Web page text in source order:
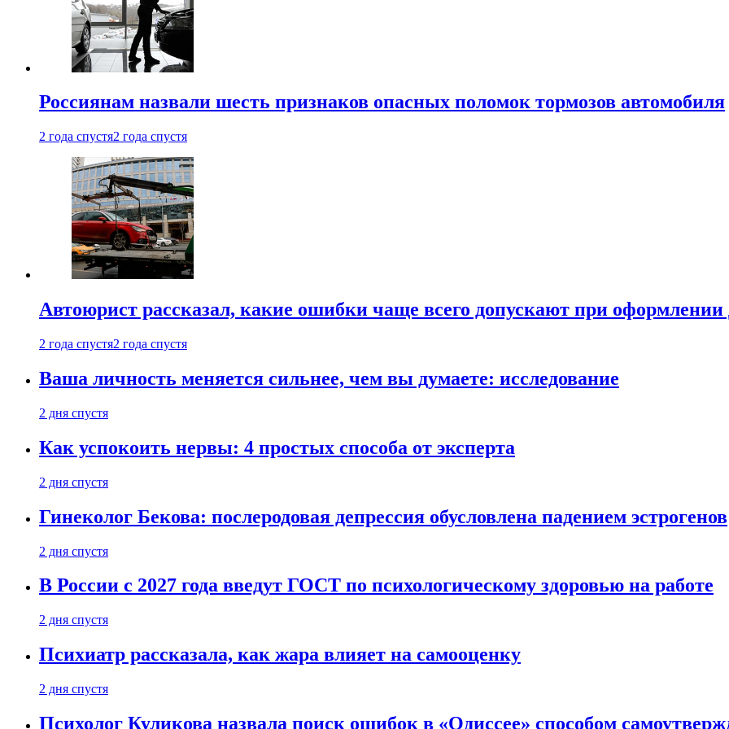
Россиянам назвали шесть признаков опасных поломок тормозов автомобиля
2 года спустя2 года спустя
Автоюрист рассказал, какие ошибки чаще всего допускают при
2 года спустя2 года спустя
Ваша личность меняется сильнее, чем вы думаете: исследование
2 дня спустя
Как успокоить нервы: 4 простых способа от эксперта
2 дня спустя
Гинеколог Бекова: послеродовая депрессия обусловлена падением эстрогенов
2 дня спустя
В России с 2027 года введут ГОСТ по психологическому здоровью на работе
2 дня спустя
Психиатр рассказала, как жара влияет на самооценку
2 дня спустя
Психолог Куликова назвала поиск ошибок в «Одиссее» способом